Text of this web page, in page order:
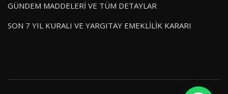
GÜNDEM MADDELERİ VE TÜM DETAYLAR
SON 7 YIL KURALI VE YARGITAY EMEKLİLİK KARARI